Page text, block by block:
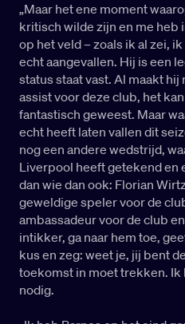
„Maar het ene moment
kritisch wilde zijn en me heb
op het veld – zoals ik al zei,
echt aangevallen. Hij is een
status staat vast. Al maakt
assist voor deze club, het
fantastisch geweest. Maar
echt heeft laten vallen dit
nog een andere wedstrijd,
Liverpool heeft getekend en
dan wie dan ook: Florian
geweldige speler voor de
ambassadeur voor de club
intikker, ga naar hem toe,
kus en zeg: weet je, jij bent
toekomst in moet trekken. Ik
nodig.